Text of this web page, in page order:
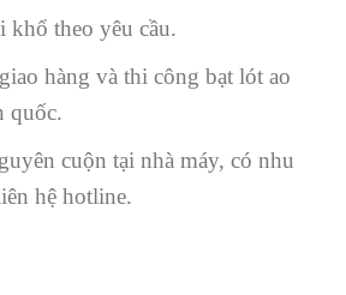
khổ theo yêu cầu.
hàng và thi công bạt lót ao
quốc.
cuộn tại nhà máy, có nhu
hệ hotline.